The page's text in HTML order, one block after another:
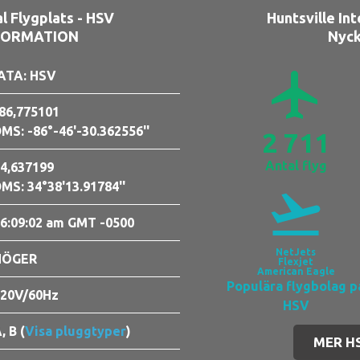
Flygplats - HSV
HSV
-86°-46'-30.362556''
34°38'13.91784''
am GMT -0500
60Hz
B (Visa pluggtyper)
Huntsville
airplanemode_active
2 711
Antal flyg
flight_takeoff
NetJets
Flexjet
American Eagle
Populära flygbolag
HSV
MER